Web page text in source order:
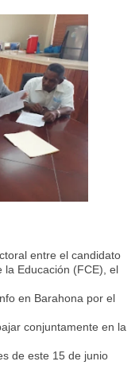
entre el candidato
la Educación (FCE), el
en Barahona por el
conjuntamente en la
de este 15 de junio